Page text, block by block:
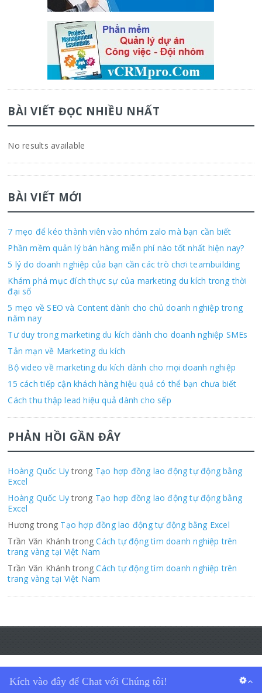
BÀI VIẾT ĐỌC NHIỀU NHẤT
No results available
BÀI VIẾT MỚI
7 mẹo để kéo thành viên vào nhóm zalo mà bạn cần biết
Phần mềm quản lý bán hàng miễn phí nào tốt nhất hiện nay?
5 lý do doanh nghiệp của bạn cần các trò chơi teambuilding
Khám phá mục đích thực sự của marketing du kích trong thời
đại số
5 mẹo về SEO và Content dành cho chủ doanh nghiệp trong
năm nay
Tư duy trong marketing du kích dành cho doanh nghiệp SMEs
Tản mạn về Marketing du kích
Bộ video về marketing du kích dành cho mọi doanh nghiệp
15 cách tiếp cận khách hàng hiệu quả có thể bạn chưa biết
Cách thu thập lead hiệu quả dành cho sếp
PHẢN HỒI GẦN ĐÂY
Hoàng Quốc Uytrong Tạo hợp đồng lao động tự động bằng
Excel
Hoàng Quốc Uytrong Tạo hợp đồng lao động tự động bằng
Excel
Hương trong Tạo hợp đồng lao động tự động bằng Excel
Trần Văn Khánh trongCách tự động tìm doanh nghiệp trên
trang vàng tại Việt Nam
Trần Văn Khánh trongCách tự động tìm doanh nghiệp trên
trang vàng tại Việt Nam
© 2022 Copyright Hoàng Quốc Uy . All Rights reserved.